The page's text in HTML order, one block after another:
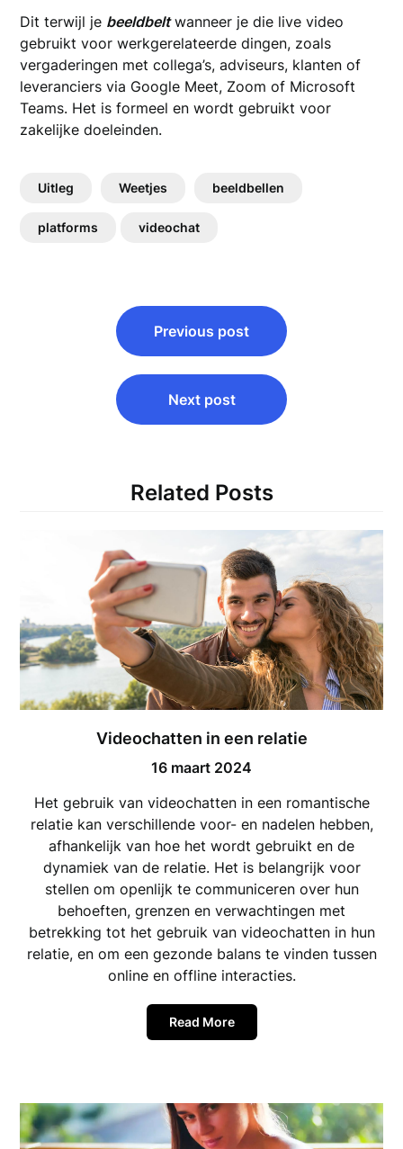
Dit terwijl je beeldbeltwanneer je die live video
gebruikt voor werkgerelateerde dingen, zoals
vergaderingen met collega’s, adviseurs, klanten of
leveranciers via Google Meet, Zoom of Microsoft
Teams. Het is formeel en wordt gebruikt voor
zakelijke doeleinden.
Uitleg Weetjes beeldbellen
platforms videochat
Previous post
Next post
Related Posts
Videochatten in een relatie
16 maart 2024
Het gebruik van videochatten in een romantische
relatie kan verschillende voor- en nadelen hebben,
afhankelijk van hoe het wordt gebruikt en de
dynamiek van de relatie. Het is belangrijk voor
stellen om openlijk te communiceren over hun
behoeften, grenzen en verwachtingen met
betrekking tot het gebruik van videochatten in hun
relatie, en om een gezonde balans te vinden tussen
online en offline interacties.
Read More